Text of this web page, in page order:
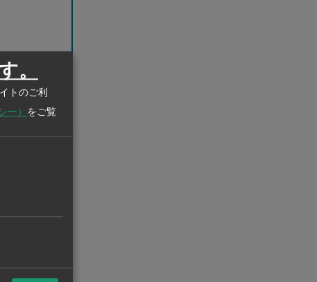
。
トのご利
ー） をご覧